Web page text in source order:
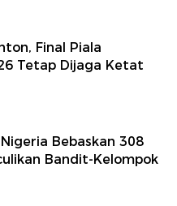
Final Piala
Tetap Dijaga Ketat
Bebaskan 308
Bandit-Kelompok